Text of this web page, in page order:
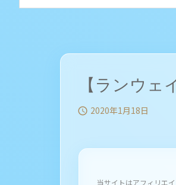
【ランウェ
 2020年1月18日
当サイトはアフィリエ